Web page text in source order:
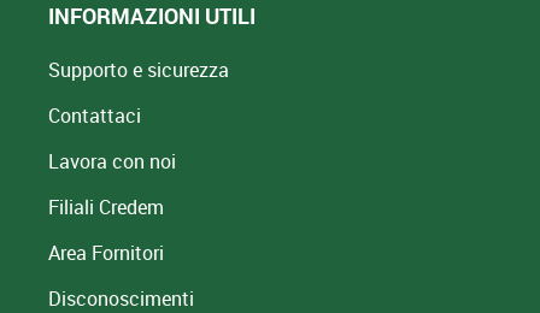
INFORMAZIONI UTILI
Supporto e sicurezza
Contattaci
Lavora con noi
Filiali Credem
Area Fornitori
Disconoscimenti